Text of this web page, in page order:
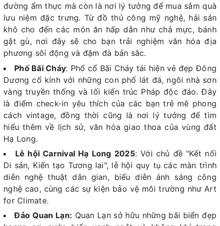
đường ẩm thực mà còn là nơi lý tưởng để mua sắm quà
lưu niệm đặc trưng. Từ đồ thủ công mỹ nghệ, hải sản
khô cho đến các món ăn hấp dẫn như chả mực, bánh
gật gù, nơi đây sẽ cho bạn trải nghiệm văn hóa địa
phương sôi động và đậm đà bản sắc.
Phố Bãi Cháy: Phố cổ Bãi Cháy tái hiện vẻ đẹp Đông
Dương cổ kính với những con phố lát đá, ngôi nhà sơn
vàng truyền thống và lối kiến trúc Pháp độc đáo. Đây
là điểm check-in yêu thích của các bạn trẻ mê phong
cách vintage, đồng thời cũng là nơi lý tưởng để tìm
hiểu thêm về lịch sử, văn hóa giao thoa của vùng đất
Hạ Long.
Lễ hội Carnival Hạ Long 2025: Với chủ đề "Kết nối
Di sản, Kiến tạo Tương lai", lễ hội quy tụ các màn trình
diễn nghệ thuật dân gian, biểu diễn ánh sáng công
nghệ cao, cùng các sự kiện bảo vệ môi trường như Art
for Climate.
Đảo Quan Lạn: Quan Lạn sở hữu những bãi biển đẹp